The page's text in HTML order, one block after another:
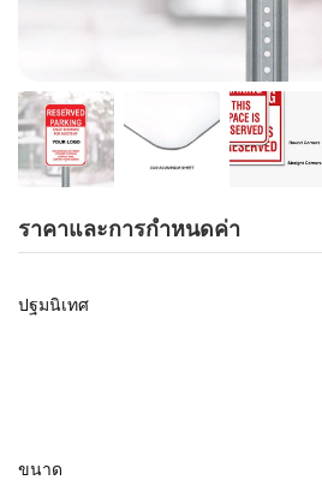
ราคาและการกำหนดค่า
ปฐมนิเทศ
ขนาด